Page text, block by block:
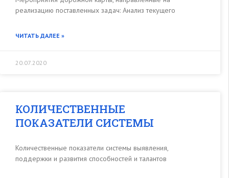
реализацию поставленных задач: Анализ текущего
ЧИТАТЬ ДАЛЕЕ »
20.07.2020
КОЛИЧЕСТВЕННЫЕ
ПОКАЗАТЕЛИ СИСТЕМЫ
Количественные показатели системы выявления,
поддержки и развития способностей и талантов